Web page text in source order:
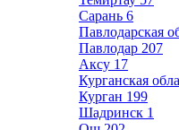
Сарань 6
Павлодарская
Павлодар 207
Аксу 17
Курганская
Курган 199
Шадринск 1